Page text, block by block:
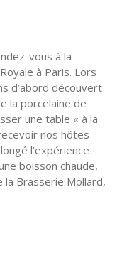
vous à la
à Paris. Lors
d’abord découvert
la porcelaine de
une table « à la
nos hôtes
l’expérience
boisson chaude,
la Brasserie Mollard,